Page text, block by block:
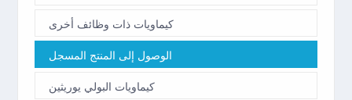
كيماويات ذات وظائف أخرى
الوصول إلى المنتج المسجل
كيماويات البولي يوريثين